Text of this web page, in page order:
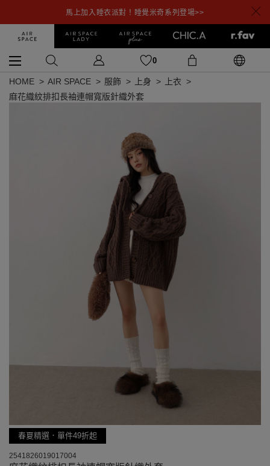
馬上加入睡衣派對！睡覺米奇系列登場>>
0
HOME AIR SPACE 服飾 上身
上衣
麻花織紋排扣長袖連帽寬版針織外套
春夏精選．單件49折起
2541826019017004